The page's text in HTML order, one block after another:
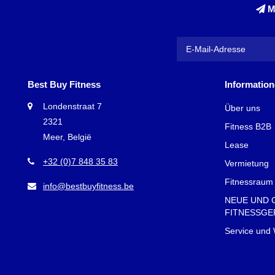
Best Buy Fitness
Londenstraat 7
2321
Meer, België
+32 (0)7 848 35 83
info@bestbuyfitness.be
Über uns
Fitness B2B
Lease
Vermietung
NEUE UND
Service und